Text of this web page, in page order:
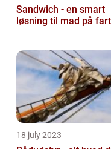
Sandwich - en smart
løsning til mad på
18 july 2023